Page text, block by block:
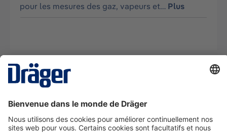
pour les mesures des gaz, vapeurs et… Plus
La technologie
Nous contacter